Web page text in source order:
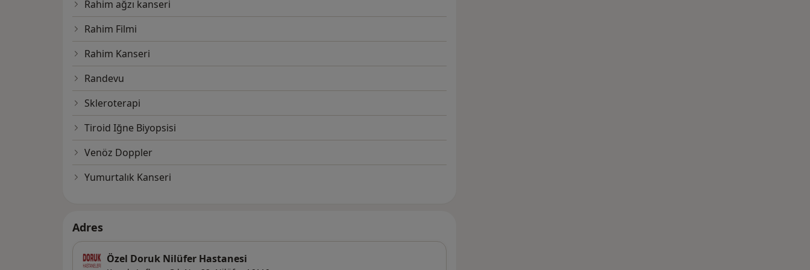
Rahim ağzı kanseri
Rahim Filmi
Rahim Kanseri
Randevu
Skleroterapi
Tiroid Iğne Biyopsisi
Venöz Doppler
Yumurtalık Kanseri
Adres
Özel Doruk Nilüfer Hastanesi